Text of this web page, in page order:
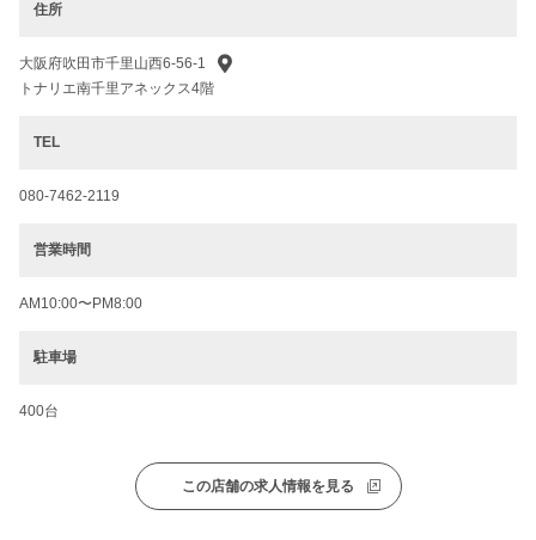
住所
大阪府吹田市千里山西6-56-1
トナリエ南千里アネックス4階
TEL
080-7462-2119
営業時間
AM10:00〜PM8:00
駐車場
400台
この店舗の求人情報を見る